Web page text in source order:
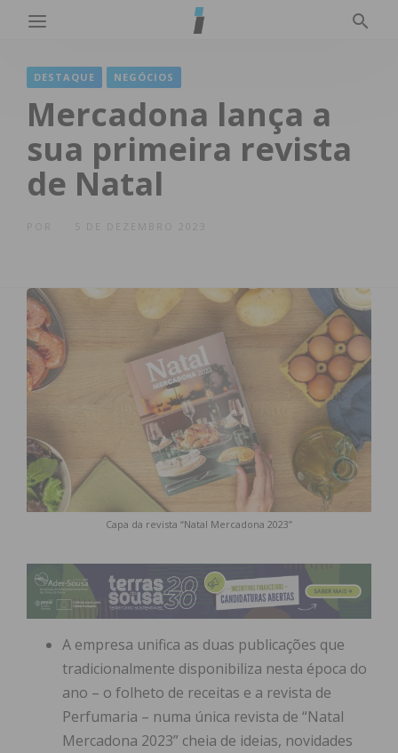
DESTAQUE NEGÓCIOS
Mercadona lança a
sua primeira revista
de Natal
Capa da revista “Natal Mercadona 2023”
A empresa unifica as duas publicações que
tradicionalmente disponibiliza nesta época do
ano – o folheto de receitas e a revista de
Perfumaria – numa única revista de “Natal
Mercadona 2023” cheia de ideias, novidades